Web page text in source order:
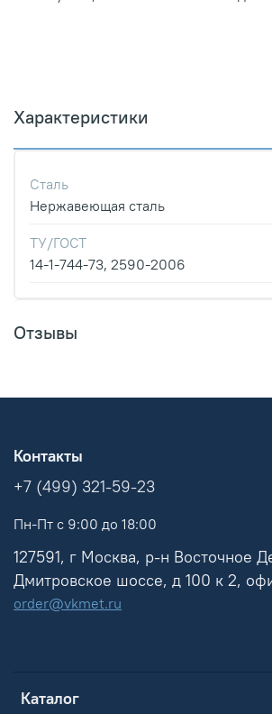
Характеристики
Сталь
Нержавеющая сталь
ТУ/ГОСТ
14-1-744-73, 2590-2006
Отзывы
Каталог
Контакты
+7 (499) 321-59-23
Пн-Пт с 9:00 до 18:00
127591, г Москва, р-н Восточное
Дмитровское шоссе, д 100 к 2,
order@vkmet.ru